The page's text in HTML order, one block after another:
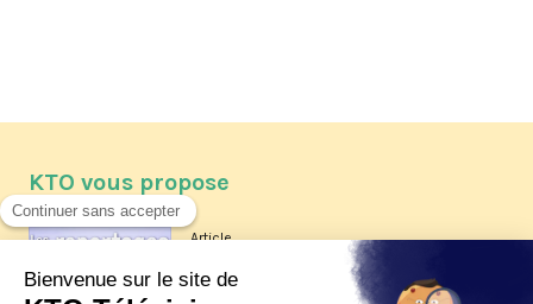
KTO vous propose
Article
Les reportages d'été 2026 de KTO